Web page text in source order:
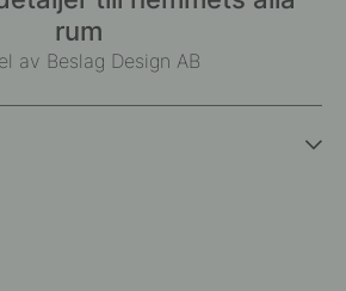
rum
av Beslag Design AB